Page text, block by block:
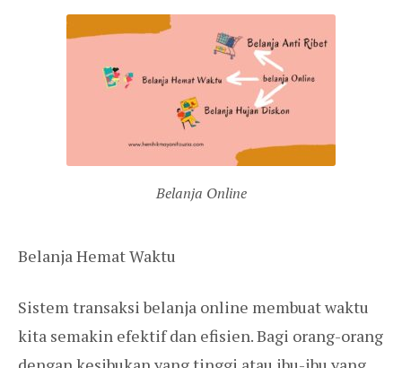
Belanja Online
Belanja Hemat Waktu
Sistem transaksi belanja online membuat waktu
kita semakin efektif dan efisien. Bagi orang-orang